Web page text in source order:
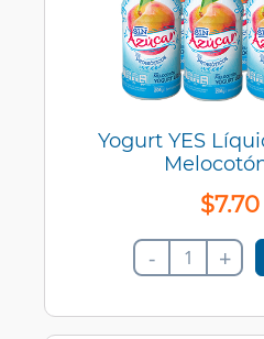
Yogurt YES
$7.70
- +